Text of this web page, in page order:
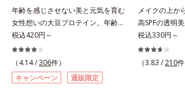
不使用(*5)・パラベンフリー、6つ
のフリー処方で徹底的に肌に寄り添
います。*1 乾燥と敏感をくり返す
こと*2 敏感肌対象連用テスト済
（すべての方のお肌に合うというこ
とではありません）*3 乾燥して敏
リーで、徹底
す。*1 乾燥と
*2 敏感肌対象
ての方のお肌
ありません）
年齢を感じさせない美と元気を育む
女性想いの大豆プロテイン。年齢を
感じさせない美と元気を育む、女性
想いの大豆プロテインです。1杯で
不足しがちなたんぱく質を補えま
す。大人女性の食習慣に基づき質と
量を考え、更年世代の女性に人気の
税込420円～
（4.14 /306件）
キャンペーン
通販限定
メイクの上か
高SPFの透明
メイクの上か
対策ができる
す。“素肌の
税込330円～
（3.83 /210件